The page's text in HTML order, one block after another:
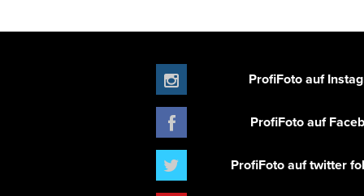
ProfiFoto auf
ProfiFoto auf
ProfiFoto auf twitter